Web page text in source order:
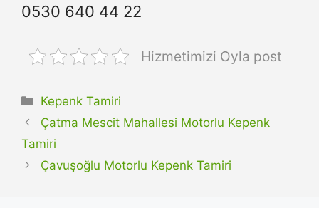
0530 640 44 22
Hizmetimizi Oyla post
Kategoriler
Kepenk Tamiri
Çatma Mescit Mahallesi Motorlu Kepenk
Tamiri
Çavuşoğlu Motorlu Kepenk Tamiri